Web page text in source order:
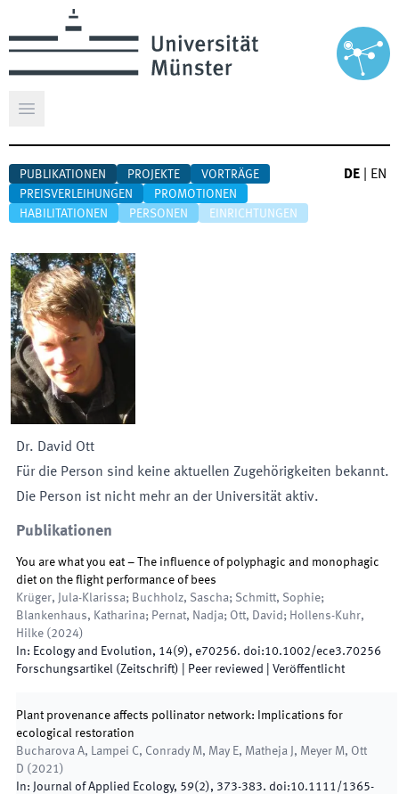
Hauptmenü öffnen
PUBLIKATIONEN PROJEKTE
VORTRÄGE
PREISVERLEIHUNGEN
PROMOTIONEN
HABILITATIONEN
PERSONEN EINRICHTUNGEN
DE EN
Dr. David Ott
Für die Person sind keine aktuellen Zugehörigkeiten bekannt.
Die Person ist nicht mehr an der Universität aktiv.
Publikationen
You are what you eat – The influence of polyphagic and monophagic
diet on the flight performance of bees
Krüger, Jula-Klarissa; Buchholz, Sascha; Schmitt, Sophie;
Blankenhaus, Katharina; Pernat, Nadja; Ott, David; Hollens-Kuhr,
Hilke ( 2024)
In: Ecology and Evolution, 14(9), e70256. doi:10.1002/ece3.70256
Forschungsartikel (Zeitschrift) | Peer reviewed Veröffentlicht
Plant provenance affects pollinator network: Implications for
ecological restoration
Bucharova A, Lampei C, Conrady M, May E, Matheja J, Meyer M, Ott
D ( 2021)
In: Journal of Applied Ecology, 59(2), 373-383. doi:10.1111/1365-